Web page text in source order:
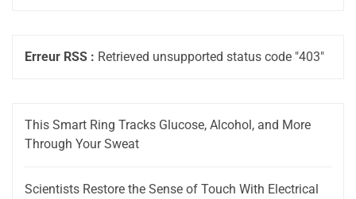
Erreur RSS : Retrieved unsupported status code "403"
This Smart Ring Tracks Glucose, Alcohol, and More
Through Your Sweat
Scientists Restore the Sense of Touch With Electrical